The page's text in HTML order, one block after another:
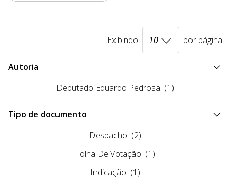
Exibindo por página
Autoria
Deputado Eduardo Pedrosa (1)
Tipo de documento
Despacho (2)
Folha De Votação (1)
Indicação (1)